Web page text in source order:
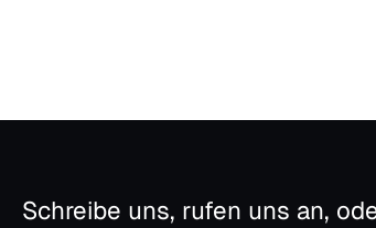
Schreibe uns, rufen uns an,